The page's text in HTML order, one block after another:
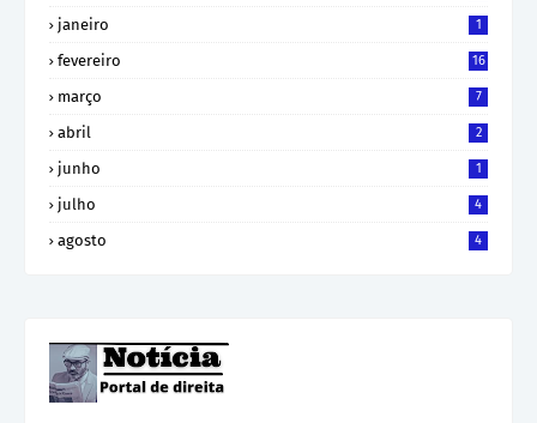
janeiro 1
fevereiro 16
março 7
abril 2
junho 1
julho 4
agosto 4